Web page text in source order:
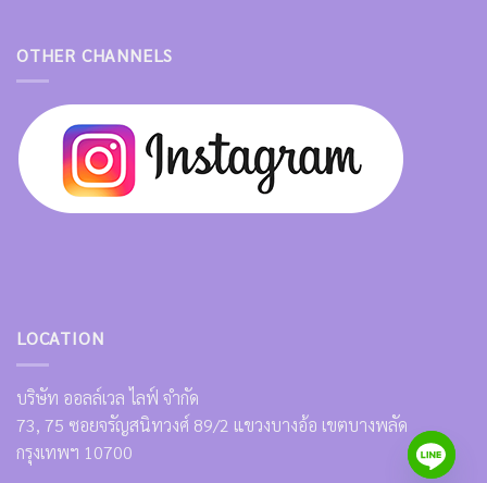
OTHER CHANNELS
LOCATION
บริษัท ออลล์เวล ไลฟ์ จำกัด
73, 75 ซอยจรัญสนิทวงศ์ 89/2 แขวงบางอ้อ เขตบางพลัด
กรุงเทพฯ 10700